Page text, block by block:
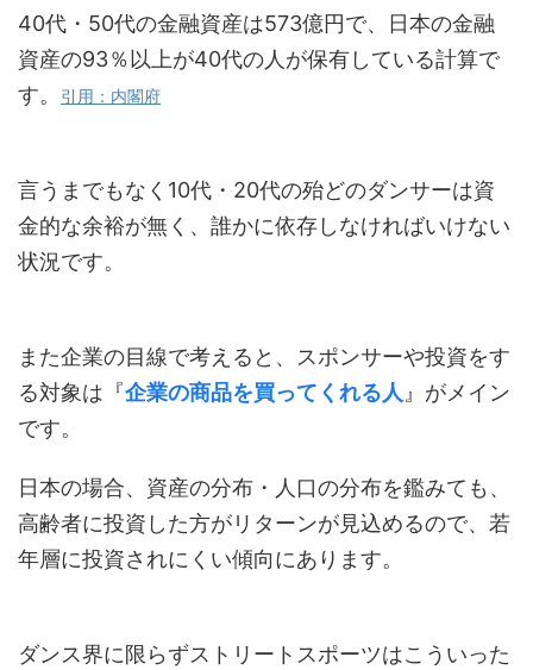
40代・50代の金融資産は573億円で、日本の金融
資産の93％以上が40代の人が保有している計算で
す。
引用：内閣府
言うまでもなく10代・20代の殆どのダンサーは資
金的な余裕が無く、誰かに依存しなければいけない
状況です。
また企業の目線で考えると、スポンサーや投資をす
る対象は『企業の商品を買ってくれる人』がメイン
です。
日本の場合、資産の分布・人口の分布を鑑みても、
高齢者に投資した方がリターンが見込めるので、若
年層に投資されにくい傾向にあります。
ダンス界に限らずストリートスポーツはこういった